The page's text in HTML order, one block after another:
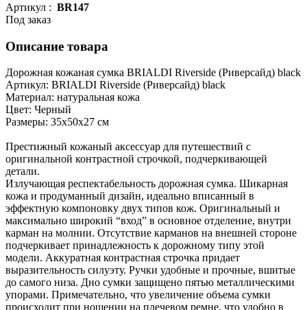
Артикул : BR147
Под заказ
Описание товара
Дорожная кожаная сумка BRIALDI Riverside (Риверсайд) black
Артикул: BRIALDI Riverside (Риверсайд) black
Материал: натуральная кожа
Цвет: Черный
Размеры: 35х50х27 см
Престижный кожаный аксессуар для путешествий с
оригинальной контрастной строчкой, подчеркивающей
детали.
Излучающая респектабельность дорожная сумка. Шикарная
кожа и продуманный дизайн, идеально вписанный в
эффектную компоновку двух типов кож. Оригинальный и
максимально широкий “вход” в основное отделение, внутри
карман на молнии. Отсутствие карманов на внешней стороне
подчеркивает принадлежность к дорожному типу этой
модели. Аккуратная контрастная строчка придает
выразительность силуэту. Ручки удобные и прочные, вшитые
до самого низа. Дно сумки защищено пятью металлическими
упорами. Примечательно, что увеличение объема сумки
происходит при ношении на плечевом ремне, что удобно в